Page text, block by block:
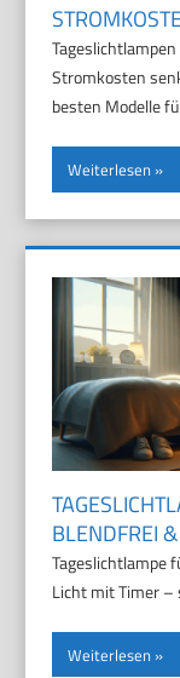
Stromkosten
besten Modelle
Weiterlesen
BLENDFREI
Tageslichtlampe
Licht mit Timer –
Weiterlesen